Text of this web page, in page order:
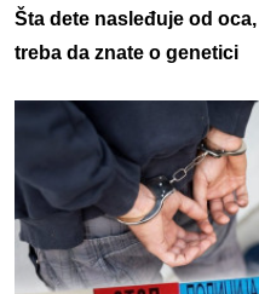
Šta dete nasleđuje od
treba da znate o genetici